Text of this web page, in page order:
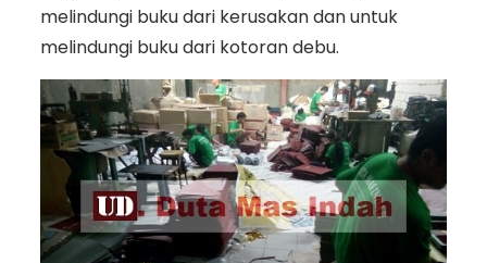
melindungi buku dari kerusakan dan untuk
melindungi buku dari kotoran debu.